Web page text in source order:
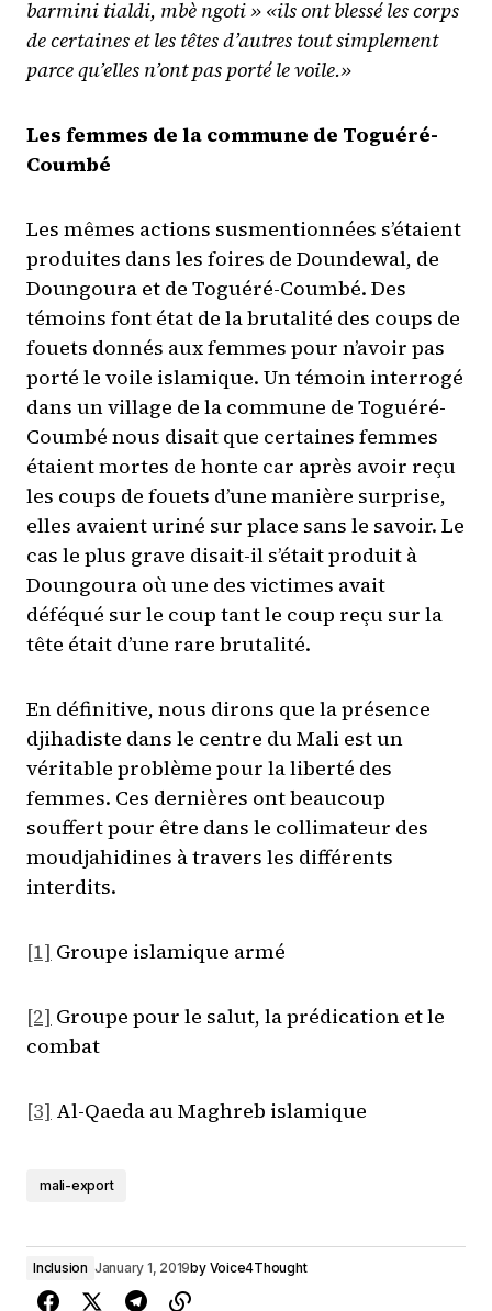
barmini tialdi, mbè ngoti » «ils ont blessé les corps
de certaines et les têtes d’autres tout simplement
parce qu’elles n’ont pas porté le voile.»
Les femmes de la commune de Toguéré-
Coumbé
Les mêmes actions susmentionnées s’étaient
produites dans les foires de Doundewal, de
Doungoura et de Toguéré-Coumbé. Des
témoins font état de la brutalité des coups de
fouets donnés aux femmes pour n’avoir pas
porté le voile islamique. Un témoin interrogé
dans un village de la commune de Toguéré-
Coumbé nous disait que certaines femmes
étaient mortes de honte car après avoir reçu
les coups de fouets d’une manière surprise,
elles avaient uriné sur place sans le savoir. Le
cas le plus grave disait-il s’était produit à
Doungoura où une des victimes avait
déféqué sur le coup tant le coup reçu sur la
tête était d’une rare brutalité.
En définitive, nous dirons que la présence
djihadiste dans le centre du Mali est un
véritable problème pour la liberté des
femmes. Ces dernières ont beaucoup
souffert pour être dans le collimateur des
moudjahidines à travers les différents
interdits.
[1] Groupe islamique armé
[2] Groupe pour le salut, la prédication et le
combat
[3] Al-Qaeda au Maghreb islamique
mali-export
Inclusion January 1, 2019by Voice4Thought